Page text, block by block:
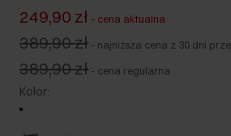
249,90 zł - cena aktualna
389,90 zł - najniższa cena z 30 dni
389,90 zł - cena regularna
Kolor: